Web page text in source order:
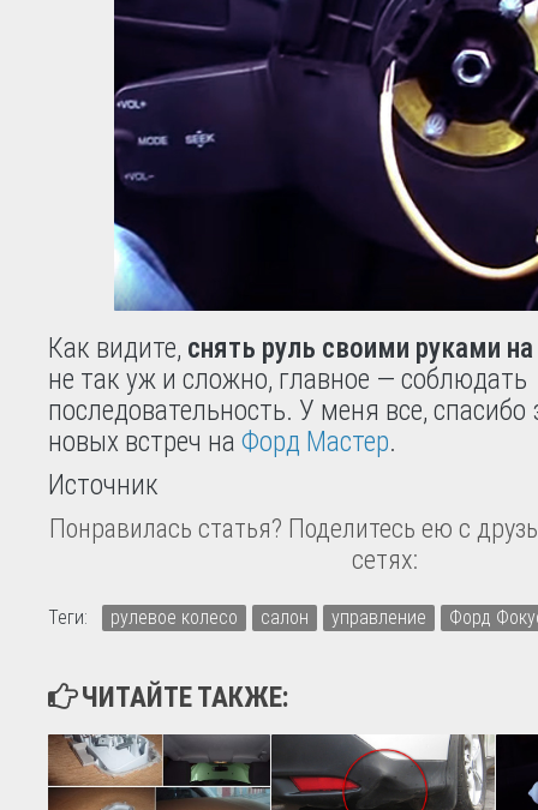
Как видите, снять руль своими руками
не так уж и сложно, главное — соблюдать
последовательность. У меня все,
новых встреч на Форд Мастер.
Источник
Понравилась статья? Поделитесь ею с
сетях:
Теги: рулевое колесо салон управление Форд
ЧИТАЙТЕ ТАКЖЕ: